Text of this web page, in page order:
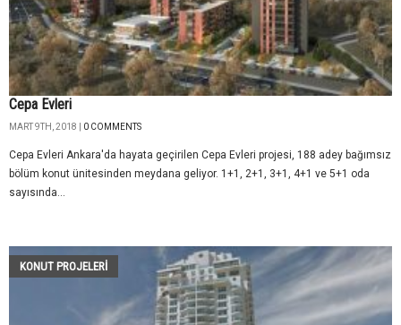
Cepa Evleri
MART 9TH, 2018 | 0 COMMENTS
Cepa Evleri Ankara'da hayata geçirilen Cepa Evleri projesi, 188 adey bağımsız
bölüm konut ünitesinden meydana geliyor. 1+1, 2+1, 3+1, 4+1 ve 5+1 oda
sayısında...
KONUT PROJELERI